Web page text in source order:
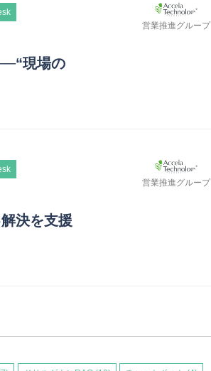
現場の
営業推進グループ
決を支援
営業推進グループ